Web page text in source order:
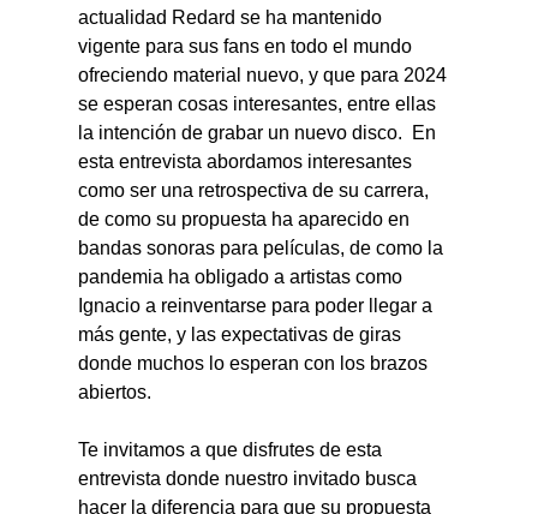
actualidad Redard se ha mantenido
vigente para sus fans en todo el mundo
ofreciendo material nuevo, y que para 2024
se esperan cosas interesantes, entre ellas
la intención de grabar un nuevo disco.  En
esta entrevista abordamos interesantes
como ser una retrospectiva de su carrera,
de como su propuesta ha aparecido en
bandas sonoras para películas, de como la
pandemia ha obligado a artistas como
Ignacio a reinventarse para poder llegar a
más gente, y las expectativas de giras
donde muchos lo esperan con los brazos
abiertos.
Te invitamos a que disfrutes de esta
entrevista donde nuestro invitado busca
hacer la diferencia para que su propuesta